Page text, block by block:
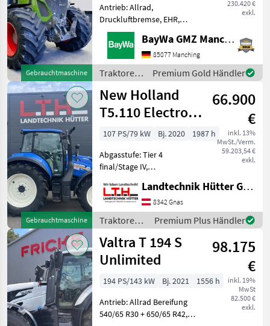
Gebrauchtmaschine
230.420 €
exkl.
Antrieb: Allrad,
Druckluftbremse, EHR,
gefederte Vorderachse,
Kriechgang, Fronthydraulik
Ausstattung: - Profi Plus-
Setting 1 - RTK Spurführung
- Grip Assistent- Isobus -
BayWa GMZ Manching
85077 Manching
Traktoren
/ Fendt
Premium Gold Händler
Gebrauchtmaschine
New Holland
T5.110 Electro
Command
66.900
€
inkl. 13%
MwSt./Verm.
59.203,54 €
exkl.
107 PS/79 kW Bj. 2020
1987 h
Abgasstufe: Tier 4
final/Stage IV,
540/540E/1000, Aufladung:
Turbolader mit
Ladeluftkühlung,
Höchstgeschwindigkeit in
km/h: 40 km/h, Getriebeart
Land
Landtechnik Hütter GmbH & Co KG
8342 Gnas
Traktoren /
New
Holland
Premium Plus Händler
Valtra T 194 S
Unlimited
98.175
€
inkl. 19%
MwSt
82.500 €
exkl.
194 PS/143 kW Bj. 2021
1556 h
Antrieb: Allrad Bereifung
540/65 R30 + 650/65 R42,